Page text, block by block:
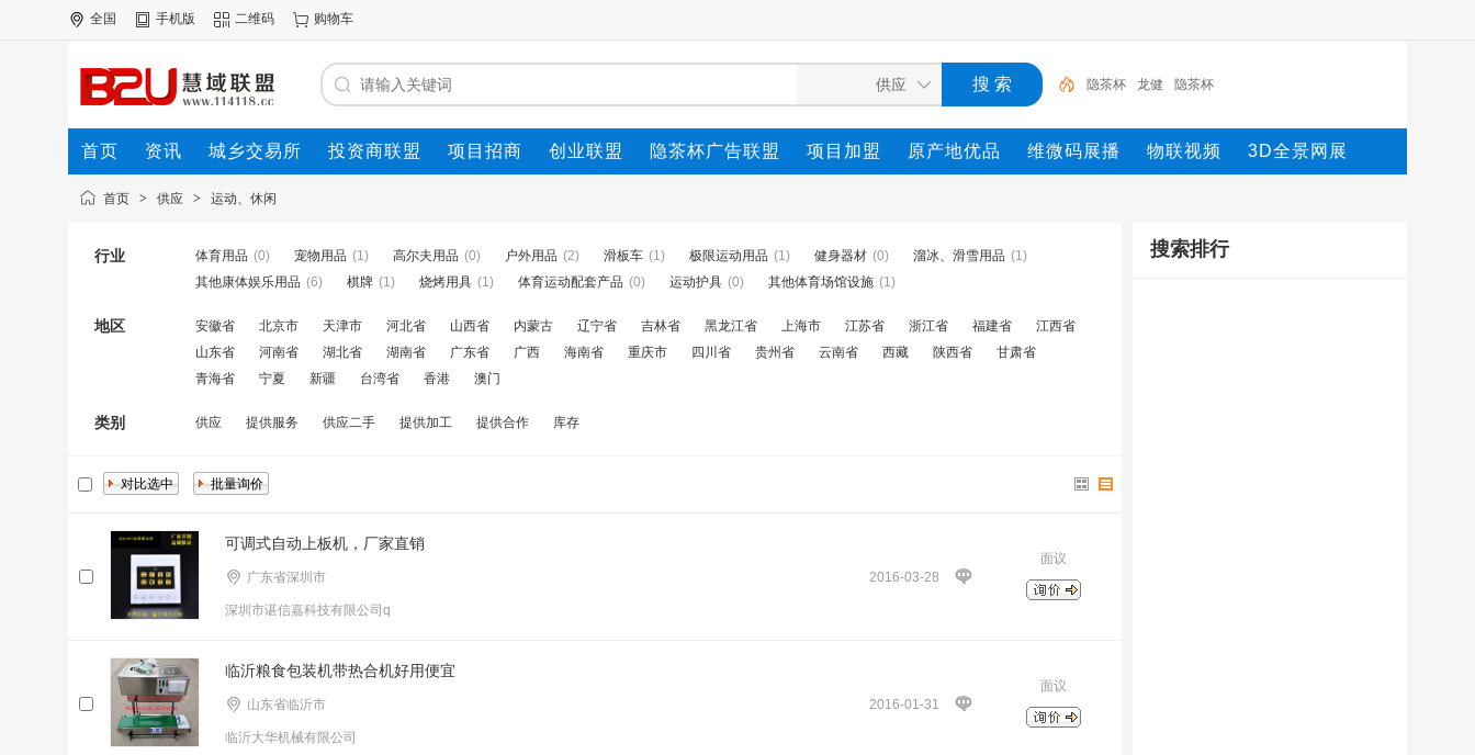
全国 手机版 二维码 购物车
隐茶杯 龙健 隐茶杯
首页 资讯 城乡交易所 投资商联盟 项目招商 创业联盟 隐茶杯广告联盟 项目加盟 原产地优品 维微码展播 物联视频 3D全景网展
资源联盟
首页 > 供应 > 运动、休闲
行业 体育用品 (0) 宠物用品 (1) 高尔夫用品 (0) 户外用品 (2) 滑板车 (1) 极限运动用品 (1) 健身器材 (0) 溜冰、滑雪用品 (1)
其他康体娱乐用品 (6) 棋牌 (1) 烧烤用具 (1) 体育运动配套产品 (0) 运动护具 (0) 其他体育场馆设施 (1)
地区 安徽省 北京市 天津市 河北省 山西省 内蒙古 辽宁省 吉林省 黑龙江省 上海市 江苏省 浙江省 福建省
江西省
山东省
河南省 湖北省 湖南省 广东省 广西 海南省 重庆市 四川省 贵州省 云南省 西藏 陕西省
甘肃省
青海省
宁夏 新疆 台湾省 香港 澳门
类别 供应 提供服务 供应二手 提供加工 提供合作 库存
可调式自动上板机，厂家直销
2016-03-28
广东省深圳市
深圳市谌信嘉科技有限公司q
面议
临沂粮食包装机带热合机好用便宜
2016-01-31
山东省临沂市
临沂大华机械有限公司
面议
搜索排行